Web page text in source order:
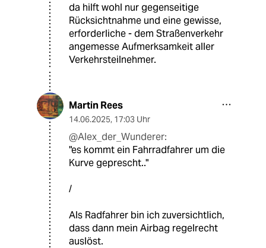
da hilft wohl nur gegenseitige
Rücksichtnahme und eine gewisse,
erforderliche - dem Straßenverkehr
angemesse Aufmerksamkeit aller
Verkehrsteilnehmer.
Martin Rees
14.06.2025, 17:03 Uhr
@Alex_der_Wunderer:
"es kommt ein Fahrradfahrer um die
Kurve geprescht.."
/
Als Radfahrer bin ich zuversichtlich,
dass dann mein Airbag regelrecht
auslöst.